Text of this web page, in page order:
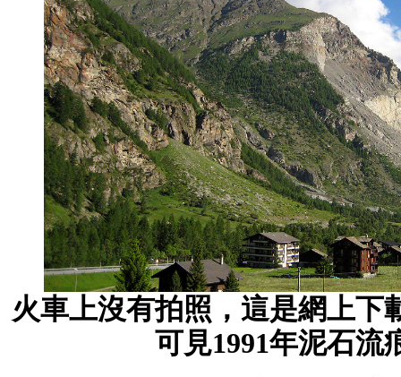
火車上沒有拍照，這是網上下
可見1991年泥石流